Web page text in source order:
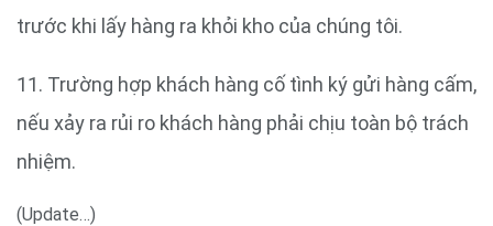
trước khi lấy hàng ra khỏi kho của chúng tôi.
11. Trường hợp khách hàng cố tình ký gửi hàng cấm,
nếu xảy ra rủi ro khách hàng phải chịu toàn bộ trách
nhiệm.
(Update…)